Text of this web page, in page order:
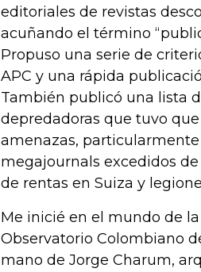
editoriales de revistas
acuñando el término
Propuso una serie de
APC y una rápida
También publicó una lista
depredadoras que tuvo
amenazas,
megajournals excedidos
de rentas en Suiza y
Me inicié en el mundo de
Observatorio Colombiano
mano de Jorge Charum,